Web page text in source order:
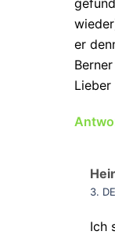
er
3.
Ich